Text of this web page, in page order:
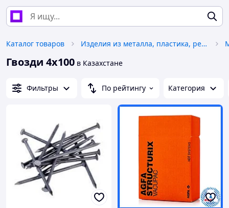
Каталог товаров Изделия из металла, пластика, резины
Гвозди 4х100 в Казахстане
Фильтры По рейтингу Категория